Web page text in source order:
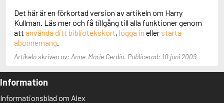
Det här är en förkortad version av artikeln om Harry
Kullman. Läs mer och få tillgång till alla funktioner genom
att använda ditt bibliotekskort, logga in eller starta
abonnemang
Artikeln skriven av: Anne-Marie Gerdin. Publicerad: 10 juni 2009
Information
Informationsblad om Alex